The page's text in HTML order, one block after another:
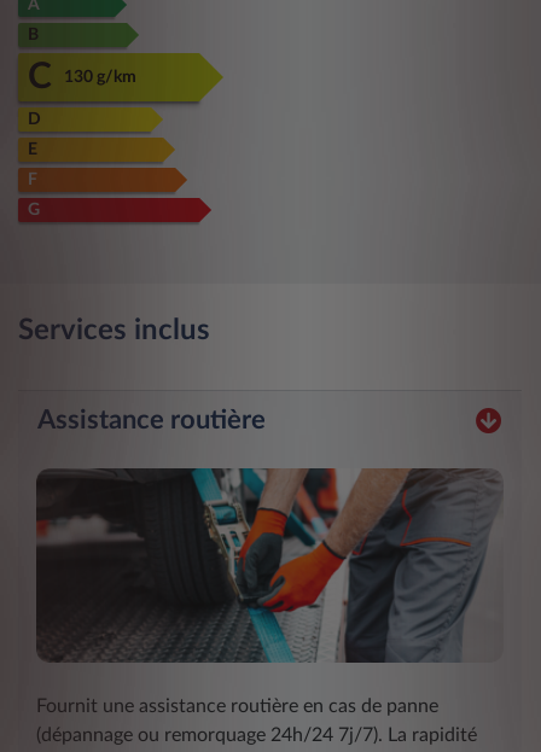
A
B
C 130 g/km
D
E
F
G
Services inclus
Assistance routière
Fournit une assistance routière en cas de panne
(dépannage ou remorquage 24h/24 7j/7). La rapidité